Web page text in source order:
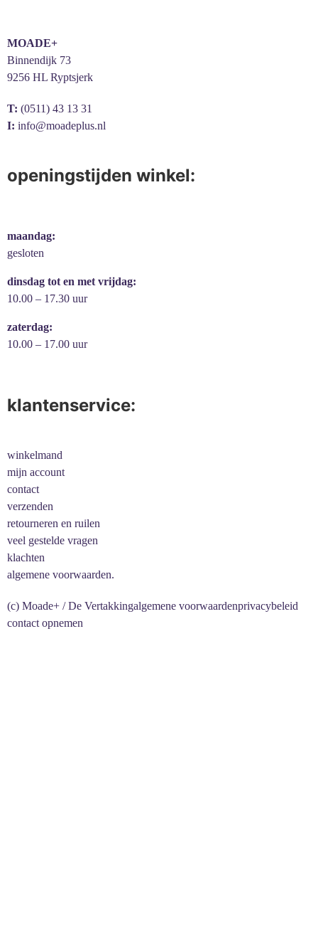
MOADE+
Binnendijk 73
9256 HL Ryptsjerk
T: (0511) 43 13 31
I: info@moadeplus.nl
openingstijden winkel:
maandag:
gesloten
dinsdag tot en met vrijdag:
10.00 – 17.30 uur
zaterdag:
10.00 – 17.00 uur
klantenservice:
winkelmand
mijn account
contact
verzenden
retourneren en ruilen
veel gestelde vragen
klachten
algemene voorwaarden.
(c) Moade+ / De Vertakkingalgemene voorwaardenprivacybeleid
contact opnemen